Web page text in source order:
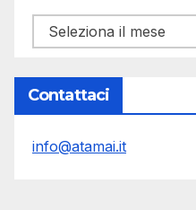
Archivi
Contattaci
info@atamai.it